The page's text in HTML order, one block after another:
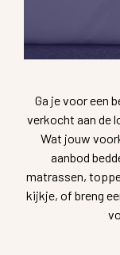
Ga je voor een
verkocht aan de
Wat jouw
aanbod
matrassen,
kijkje, of breng